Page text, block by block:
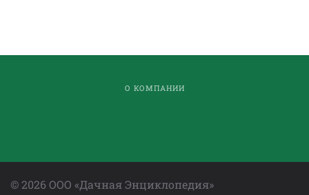
О КОМПАНИИ
©2026 ООО «Дачная Энциклопедия»